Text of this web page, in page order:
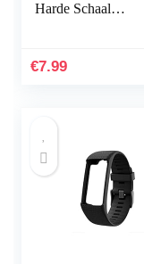
Harde Schaal
Ultradunne Shock
€7.99